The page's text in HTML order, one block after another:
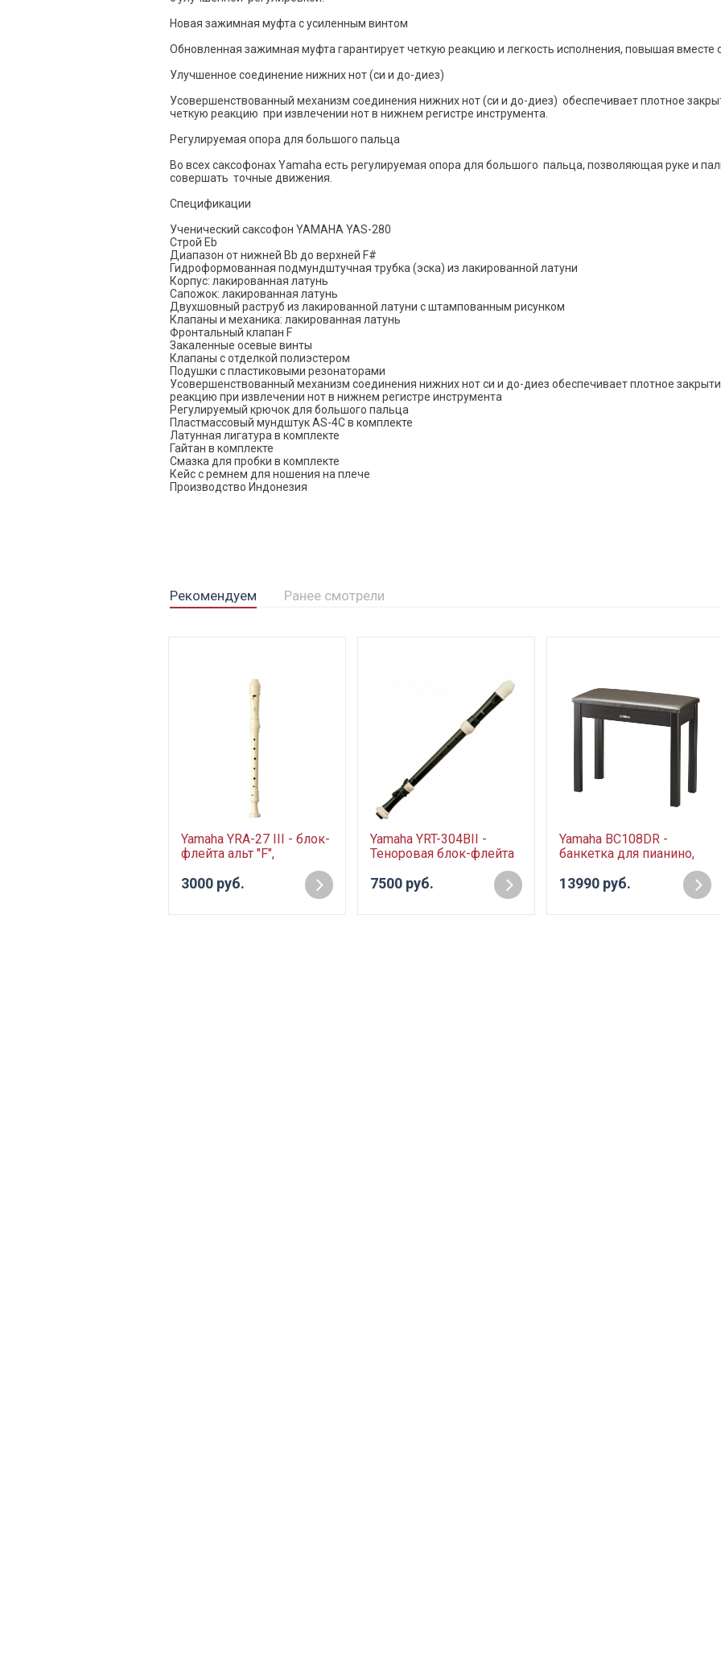
Новая зажимная муфта с усиленным винтом
Обновленная зажимная муфта гарантирует четкую реакцию и легкость исполнения, повышая вместе
Улучшенное соединение нижних нот (си и до-диез)
Усовершенствованный механизм соединения нижних нот (си и до-диез) обеспечивает плотное
четкую реакцию при извлечении нот в нижнем регистре инструмента.
Регулируемая опора для большого пальца
Во всех саксофонах Yamaha есть регулируемая опора для большого пальца, позволяющая руке и
совершать точные движения.
Спецификации
Ученический саксофон YAMAHA YAS-280
Строй Eb
Диапазон от нижней Bb до верхней F#
Гидроформованная подмундштучная трубка (эска) из лакированной латуни
Корпус: лакированная латунь
Сапожок: лакированная латунь
Двухшовный раструб из лакированной латуни с штампованным рисунком
Клапаны и механика: лакированная латунь
Фронтальный клапан F
Закаленные осевые винты
Клапаны с отделкой полиэстером
Подушки с пластиковыми резонаторами
Усовершенствованный механизм соединения нижних нот си и до-диез обеспечивает плотное
реакцию при извлечении нот в нижнем регистре инструмента
Регулируемый крючок для большого пальца
Пластмассовый мундштук AS-4C в комплекте
Латунная лигатура в комплекте
Гайтан в комплекте
Смазка для пробки в комплекте
Кейс с ремнем для ношения на плече
Производство Индонезия
Рекомендуем Ранее смотрели
Yamaha YRA-27 III - блок-
флейта альт "F",
немецкая система, цвет
белый
3000 руб.
Yamaha YRT-304BII -
Теноровая блок-флейта
7500 руб.
Yamaha BC108DR -
банкетка для пианино,
темный палисандр
13990 руб.